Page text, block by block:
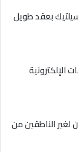
بعقد طويل
الإلكترونية
لغير الناطقين من